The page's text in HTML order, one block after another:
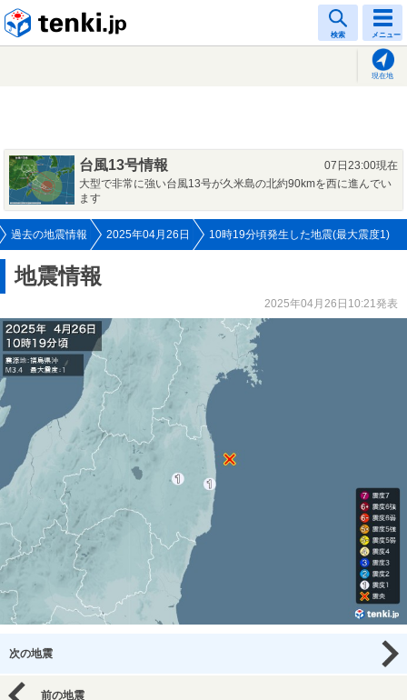
検索 メニュー
現在地
台風13号情報
07日23:00現在
大型で非常に強い台風13号が久米島の北約90kmを西に進んでい
ます
過去の地震情報 2025年04月26日 10時19分頃発生した地震(最大震度1)
地震情報
2025年04月26日10:21発表
次の地震
前の地震